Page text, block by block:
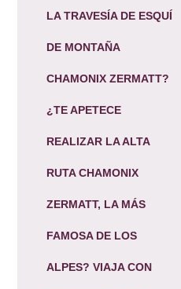
LA TRAVESÍA DE ESQUÍ
DE MONTAÑA
CHAMONIX ZERMATT?
¿TE APETECE
REALIZAR LA ALTA
RUTA CHAMONIX
ZERMATT, LA MÁS
FAMOSA DE LOS
ALPES? VIAJA CON